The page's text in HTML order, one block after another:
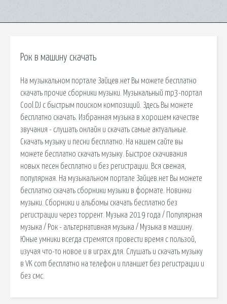
Рок в машину скачать
На музыкальном портале Зайцев.нет Вы можете бесплатно
скачать прочие сборники музыки. Музыкальный mp3-портал
Cool.DJ с быстрым поиском композиций. Здесь Вы можете
бесплатно скачать. Избранная музыка в хорошем качестве
звучания - слушать онлайн и скачать самые актуальные.
Скачать музыку и песни бесплатно. На нашем сайте вы
можете бесплатно скачать музыку. Быстрое скачивания
новых песен бесплатно и без регистрации. Вся свежая,
популярная. На музыкальном портале Зайцев.нет Вы можете
бесплатно скачать сборники музыки в формате. Новинки
музыки. Сборники и альбомы скачать бесплатно без
регистрации через торрент. Музыка 2019 года / Популярная
музыка / Рок - альтернативная музыка / Музыка в машину.
Юные умники всегда стремятся провести время с пользой,
изучая что-то новое и в играх для. Слушать и скачать музыку
в VK com бесплатно на телефон и планшет без регистрации и
без смс.